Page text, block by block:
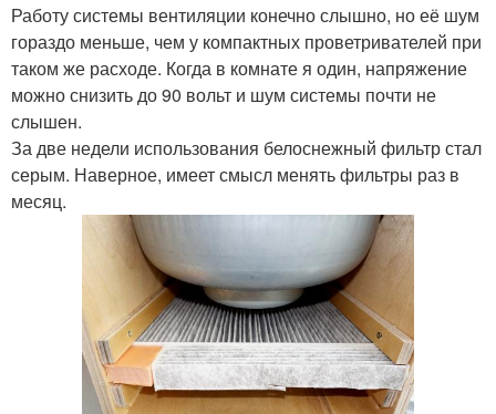
Работу системы вентиляции конечно слышно, но её шум
гораздо меньше, чем у компактных проветривателей при
таком же расходе. Когда в комнате я один, напряжение
можно снизить до 90 вольт и шум системы почти не
слышен.
За две недели использования белоснежный фильтр стал
серым. Наверное, имеет смысл менять фильтры раз в
месяц.